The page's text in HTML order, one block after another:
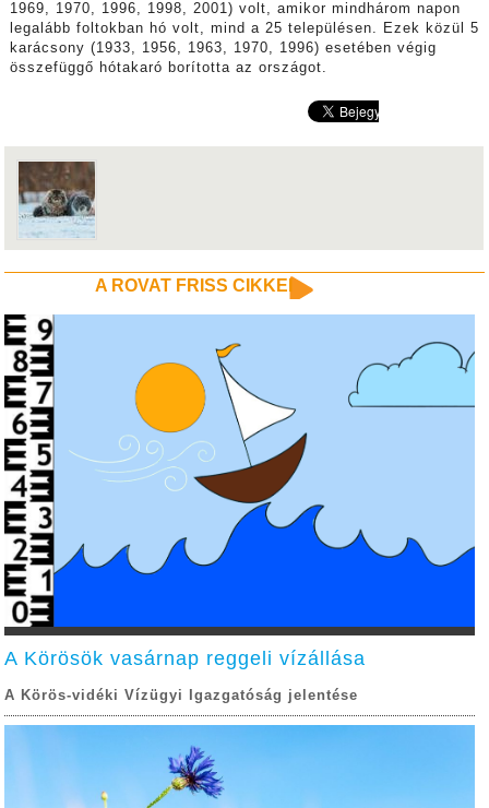
1969, 1970, 1996, 1998, 2001) volt, amikor mindhárom napon
legalább foltokban hó volt, mind a 25 településen. Ezek közül 5
karácsony (1933, 1956, 1963, 1970, 1996) esetében végig
összefüggő hótakaró borította az országot.
A ROVAT FRISS CIKKEI
A Körösök vasárnap reggeli vízállása
A Körös-vidéki Vízügyi Igazgatóság jelentése